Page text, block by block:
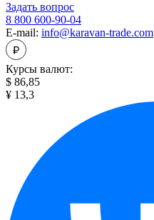
Задать вопрос
8 800 600-90-04
E-mail: info@karavan-trade.com
Курсы валют:
$ 86,85
¥ 13,3